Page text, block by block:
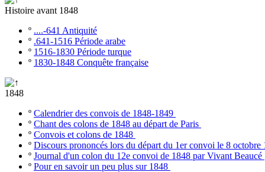
Histoire avant 1848
º ....-641 Antiquité
º .641-1516 Période arabe
º 1516-1830 Période turque
º 1830-1848 Conquête française
1848
º Calendrier des convois de 1848-1849
º Chant des colons de 1848 au départ de Paris
º Convois et colons de 1848
º Discours prononcés lors du départ du 1er convoi le 8 octobre
º Journal d'un colon du 12e convoi de 1848 par Vivant Beaucé
º Pour en savoir un peu plus sur 1848